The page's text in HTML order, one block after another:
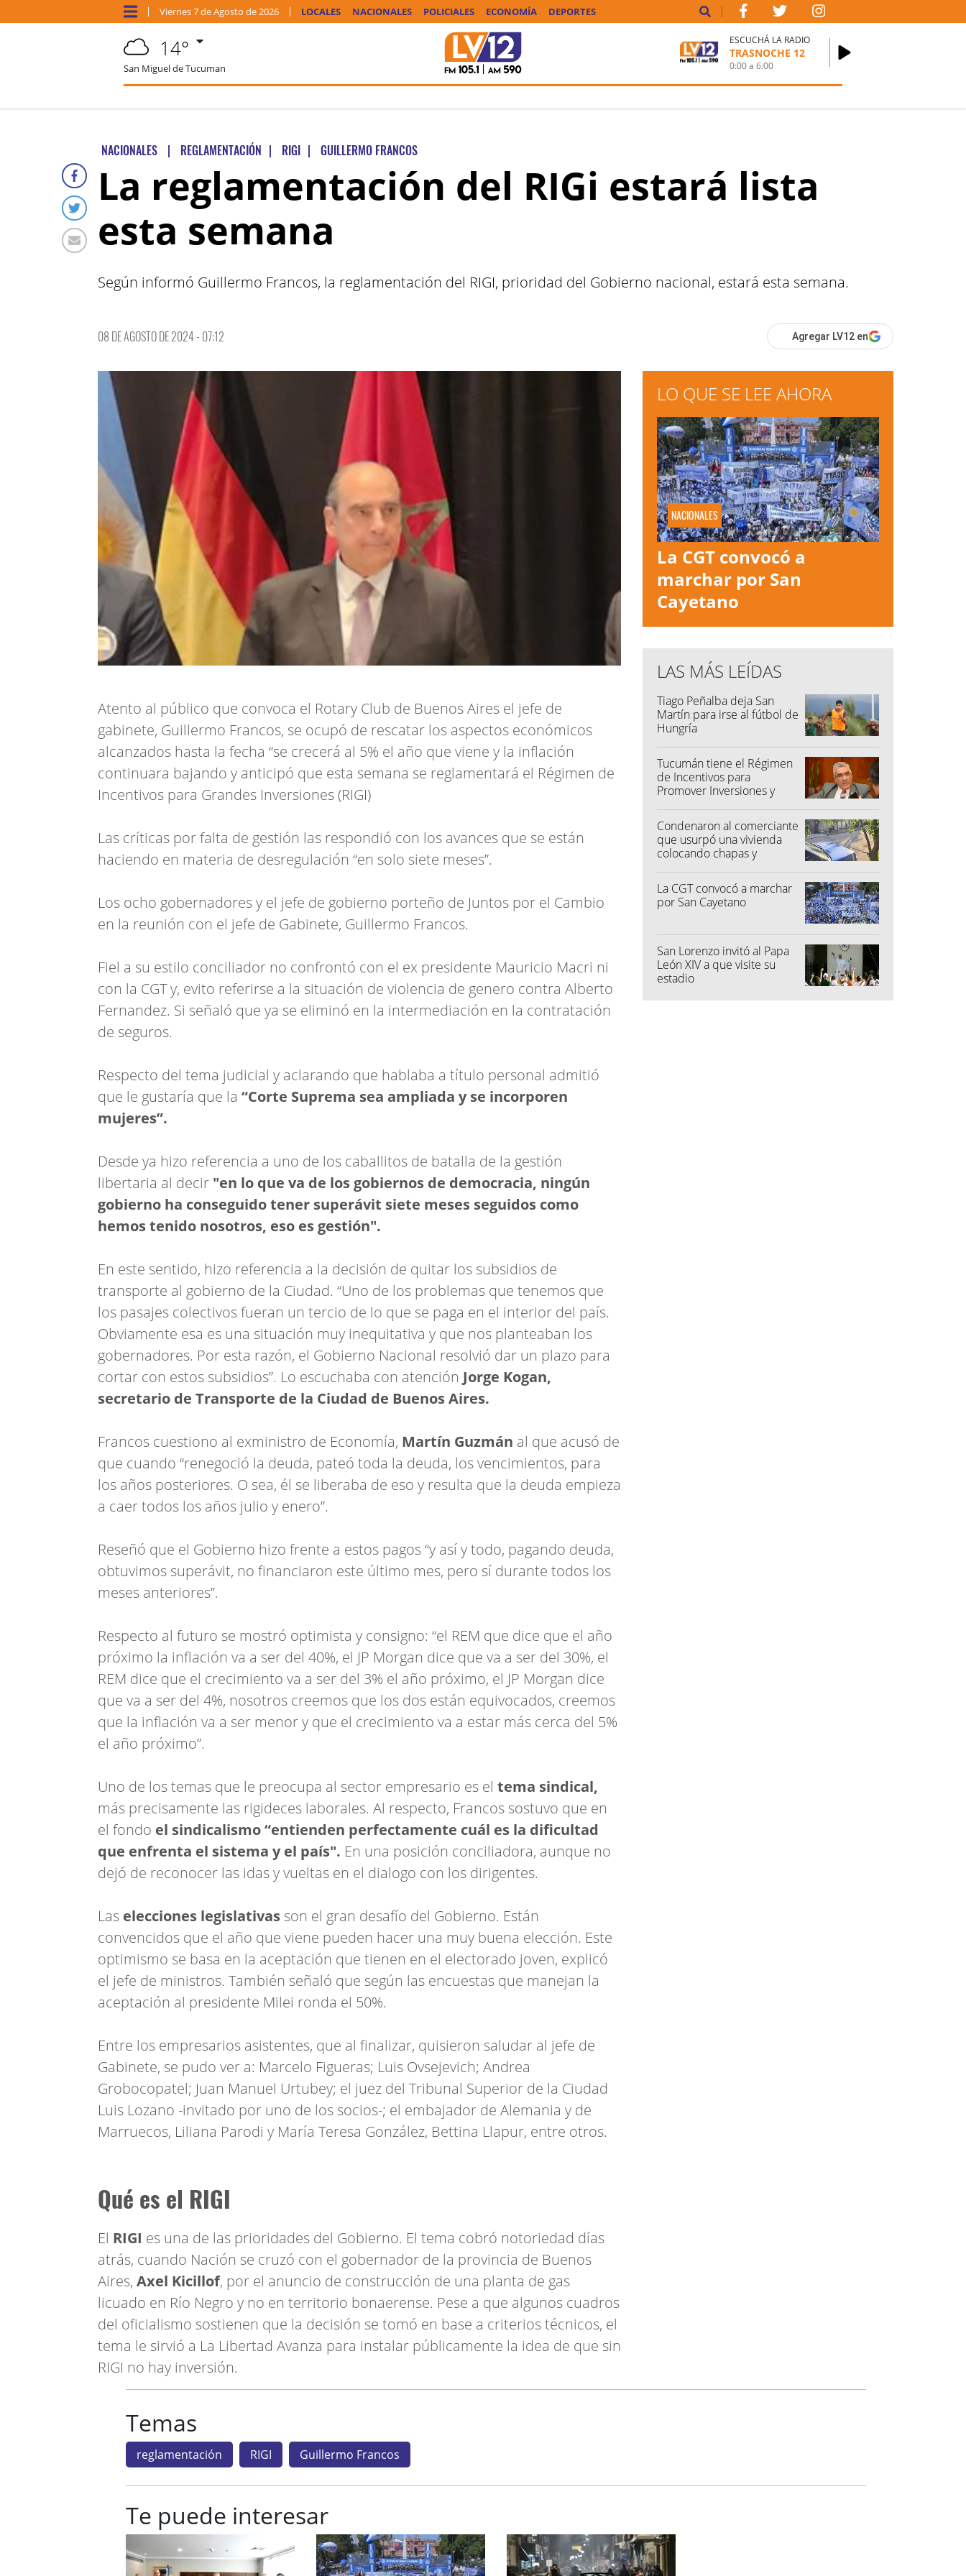
Viernes7 deAgosto de 2026 LOCALES NACIONALES POLICIALES ECONOMÍA DEPORTES
14°
San Miguel de Tucuman
ESCUCHÁ LA RADIO
TRASNOCHE 12
0:00a6:00
NACIONALES | REGLAMENTACIÓN | RIGI | GUILLERMO FRANCOS
La reglamentación del RIGi estará lista
esta semana
Según informó Guillermo Francos, la reglamentación del RIGI, prioridad del Gobierno nacional, estará esta semana.
08 DE AGOSTO DE 2024 - 07:12 Agregar LV12 en
Atento al público que convoca el Rotary Club de Buenos Aires el jefe de
gabinete, Guillermo Francos, se ocupó de rescatar los aspectos económicos
alcanzados hasta la fecha “se crecerá al 5% el año que viene y la inflación
continuara bajando y anticipó que esta semana se reglamentará el Régimen de
Incentivos para Grandes Inversiones (RIGI)
Las críticas por falta de gestión las respondió con los avances que se están
haciendo en materia de desregulación “en solo siete meses”.
Los ocho gobernadores y el jefe de gobierno porteño de Juntos por el Cambio
en la reunión con el jefe de Gabinete, Guillermo Francos.
Fiel a su estilo conciliador no confrontó con el ex presidente Mauricio Macri ni
con la CGT y, evito referirse a la situación de violencia de genero contra Alberto
Fernandez. Si señaló que ya se eliminó en la intermediación en la contratación
de seguros.
Respecto del tema judicial y aclarando que hablaba a título personal admitió
que le gustaría que la “Corte Suprema sea ampliada y se incorporen
mujeres”.
Desde ya hizo referencia a uno de los caballitos de batalla de la gestión
libertaria al decir "en lo que va de los gobiernos de democracia, ningún
gobierno ha conseguido tener superávit siete meses seguidos como
hemos tenido nosotros, eso es gestión".
En este sentido, hizo referencia a la decisión de quitar los subsidios de
transporte al gobierno de la Ciudad. “Uno de los problemas que tenemos que
los pasajes colectivos fueran un tercio de lo que se paga en el interior del país.
Obviamente esa es una situación muy inequitativa y que nos planteaban los
gobernadores. Por esta razón, el Gobierno Nacional resolvió dar un plazo para
cortar con estos subsidios”. Lo escuchaba con atención Jorge Kogan,
secretario de Transporte de la Ciudad de Buenos Aires.
Francos cuestiono al exministro de Economía, Martín Guzmán al que acusó de
que cuando “renegoció la deuda, pateó toda la deuda, los vencimientos, para
los años posteriores. O sea, él se liberaba de eso y resulta que la deuda empieza
a caer todos los años julio y enero”.
Reseñó que el Gobierno hizo frente a estos pagos “y así y todo, pagando deuda,
obtuvimos superávit, no financiaron este último mes, pero sí durante todos los
meses anteriores”.
Respecto al futuro se mostró optimista y consigno: “el REM que dice que el año
próximo la inflación va a ser del 40%, el JP Morgan dice que va a ser del 30%, el
REM dice que el crecimiento va a ser del 3% el año próximo, el JP Morgan dice
que va a ser del 4%, nosotros creemos que los dos están equivocados, creemos
que la inflación va a ser menor y que el crecimiento va a estar más cerca del 5%
el año próximo”.
Uno de los temas que le preocupa al sector empresario es el tema sindical,
más precisamente las rigideces laborales. Al respecto, Francos sostuvo que en
el fondo el sindicalismo “entienden perfectamente cuál es la dificultad
que enfrenta el sistema y el país". En una posición conciliadora, aunque no
dejó de reconocer las idas y vueltas en el dialogo con los dirigentes.
Las elecciones legislativas son el gran desafío del Gobierno. Están
convencidos que el año que viene pueden hacer una muy buena elección. Este
optimismo se basa en la aceptación que tienen en el electorado joven, explicó
el jefe de ministros. También señaló que según las encuestas que manejan la
aceptación al presidente Milei ronda el 50%.
Entre los empresarios asistentes, que al finalizar, quisieron saludar al jefe de
Gabinete, se pudo ver a: Marcelo Figueras; Luis Ovsejevich; Andrea
Grobocopatel; Juan Manuel Urtubey; el juez del Tribunal Superior de la Ciudad
Luis Lozano -invitado por uno de los socios-; el embajador de Alemania y de
Marruecos, Liliana Parodi y María Teresa González, Bettina Llapur, entre otros.
Qué es el RIGI
El RIGI es una de las prioridades del Gobierno. El tema cobró notoriedad días
atrás, cuando Nación se cruzó con el gobernador de la provincia de Buenos
Aires, Axel Kicillof, por el anuncio de construcción de una planta de gas
licuado en Río Negro y no en territorio bonaerense. Pese a que algunos cuadros
del oficialismo sostienen que la decisión se tomó en base a criterios técnicos, el
tema le sirvió a La Libertad Avanza para instalar públicamente la idea de que sin
RIGI no hay inversión.
LO QUE SE LEE AHORA
NACIONALES
La CGT convocó a
marchar por San
Cayetano
LAS MÁS LEÍDAS
Tiago Peñalba deja San
Martín para irse al fútbol de
Hungría
Tucumán tiene el Régimen
de Incentivos para
Promover Inversiones y
Condenaron al comerciante
que usurpó una vivienda
colocando chapas y
La CGT convocó a marchar
por San Cayetano
San Lorenzo invitó al Papa
León XIV a que visite su
estadio
Temas
reglamentación RIGI Guillermo Francos
Te puede interesar